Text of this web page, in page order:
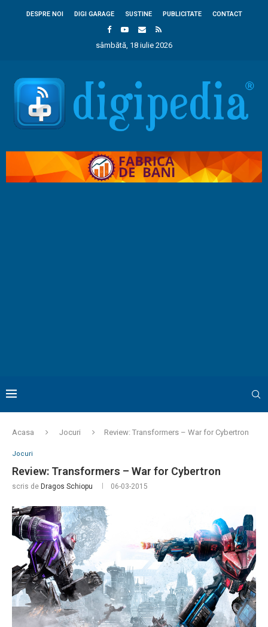
DESPRE NOI DIGI GARAGE SUSTINE PUBLICITATE CONTACT
sâmbătă, 18 iulie 2026
Acasa Jocuri Review: Transformers – War for Cybertron
Jocuri
Review: Transformers – War for Cybertron
scris de Dragos Schiopu 06-03-2015